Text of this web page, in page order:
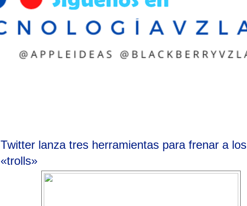
Twitter lanza tres herramientas para frenar a los
«trolls»